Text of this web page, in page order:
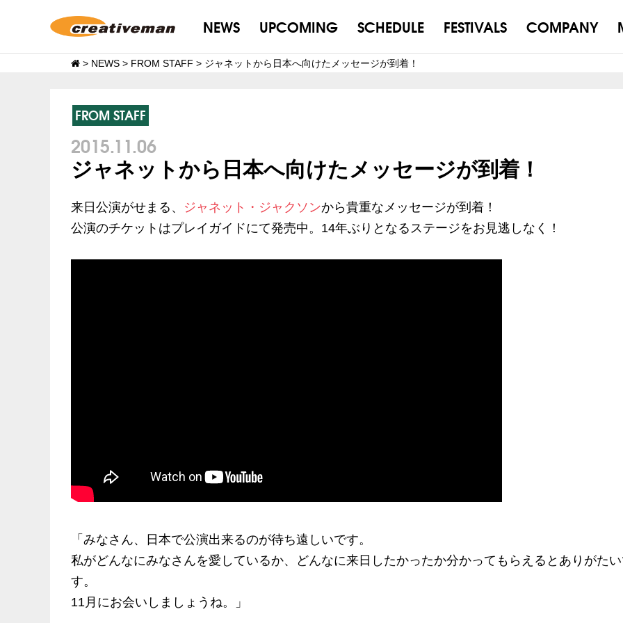
NEWS UPCOMING SCHEDULE FESTIVALS COMPANY
> NEWS > FROM STAFF > ジャネットから日本へ向けたメッセージが到着！
FROM STAFF
2015.11.06
ジャネットから日本へ向けたメッセージが到着！
来日公演がせまる、 ジャネット・ジャクソンから貴重なメッセージが到着！
公演のチケットはプレイガイドにて発売中。14年ぶりとなるステージをお見逃しなく！
「みなさん、日本で公演出来るのが待ち遠しいです。
私がどんなにみなさんを愛しているか、どんなに来日したかったか分かってもらえるとありがた
す。
11月にお会いしましょうね。」